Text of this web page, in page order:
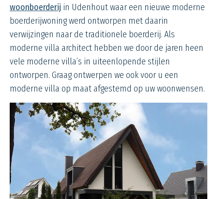
woonboerderij in Udenhout waar een nieuwe moderne
boerderijwoning werd ontworpen met daarin
verwijzingen naar de traditionele boerderij. Als
moderne villa architect hebben we door de jaren heen
vele moderne villa’s in uiteenlopende stijlen
ontworpen. Graag ontwerpen we ook voor u een
moderne villa op maat afgestemd op uw woonwensen.